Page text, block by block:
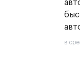
в